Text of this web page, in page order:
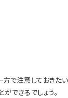
で注意しておきた
できるでしょう。